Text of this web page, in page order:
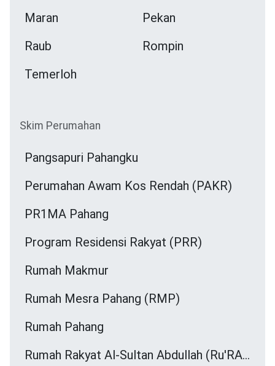
Maran
Pekan
Raub
Rompin
Temerloh
Skim Perumahan
Pangsapuri Pahangku
Perumahan Awam Kos Rendah (PAKR)
PR1MA Pahang
Program Residensi Rakyat (PRR)
Rumah Makmur
Rumah Mesra Pahang (RMP)
Rumah Pahang
Rumah Rakyat Al-Sultan Abdullah (Ru'RASA)